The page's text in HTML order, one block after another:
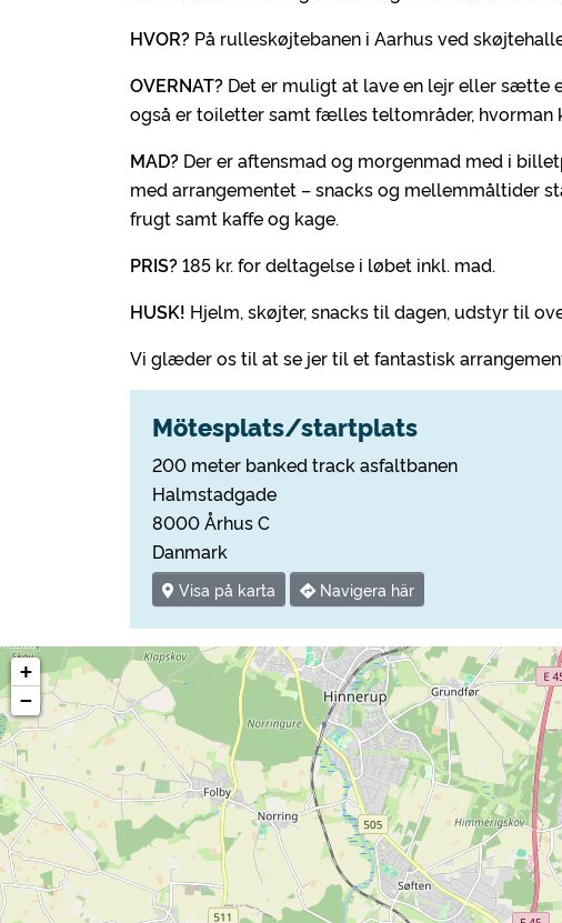
HVOR? På rulleskøjtebanen i Aarhus ved
OVERNAT? Det er muligt at lave en lejr eller sætte
også er toiletter samt fælles teltområder, hvorman
MAD? Der er aftensmad og morgenmad med i
med arrangementet – snacks og mellemmåltider
frugt samt kaffe og kage.
PRIS?185 kr. for deltagelse i løbet inkl. mad.
HUSK! Hjelm, skøjter, snacks til dagen, udstyr til
Vi glæder os til at se jer til et fantastisk
Mötesplats/startplats
200 meter banked track asfaltbanen
Halmstadgade
8000 Århus C
Danmark
Visa på karta Navigera här
+
−